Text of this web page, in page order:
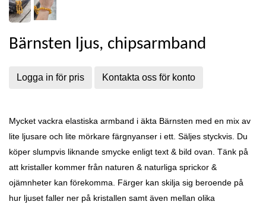
Bärnsten ljus, chipsarmband
Logga in för pris Kontakta oss för konto
Mycket vackra elastiska armband i äkta Bärnsten med en mix av
lite ljusare och lite mörkare färgnyanser i ett. Säljes styckvis. Du
köper slumpvis liknande smycke enligt text & bild ovan. Tänk på
att kristaller kommer från naturen & naturliga sprickor &
ojämnheter kan förekomma. Färger kan skilja sig beroende på
hur ljuset faller ner på kristallen samt även mellan olika